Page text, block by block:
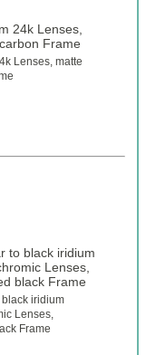
Lenses, matte
iridium
Lenses,
Frame